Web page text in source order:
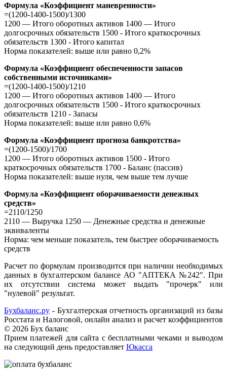
Формула «Коэффициент маневренности»
=(1200-1400-1500)/1300
1200 — Итого оборотных активов 1400 — Итого
долгосрочных обязательств 1500 - Итого краткосрочных
обязательств 1300 - Итого капитал
Норма показателей: выше или равно 0,2%
Формула «Коэффициент обеспеченности запасов
собственными источниками»
=(1200-1400-1500)/1210
1200 — Итого оборотных активов 1400 — Итого
долгосрочных обязательств 1500 - Итого краткосрочных
обязательств 1210 - Запасы
Норма показателей: выше или равно 0,6%
Формула «Коэффициент прогноза банкротства»
=(1200-1500)/1700
1200 — Итого оборотных активов 1500 - Итого
краткосрочных обязательств 1700 - Баланс (пассив)
Норма показателей: выше нуля, чем выше тем лучше
Формула «Коэффициент оборачиваемости денежных
средств»
=2110/1250
2110 — Выручка 1250 — Денежные средства и денежные
эквиваленты
Норма: чем меньше показатель, тем быстрее оборачиваемость
средств
Расчет по формулам производится при наличии необходимых
данных в бухгалтерском балансе АО "АПТЕКА №242". При
их отсутствии система может выдать "прочерк" или
"нулевой" результат.
Бухбаланс.ру - Бухгалтерская отчетность организаций из базы
Росстата и Налоговой, онлайн анализ и расчет коэффициентов
© 2026 Бух баланс
Прием платежей для сайта с бесплатными чеками и выводом
на следующий день предоставляет Юкасса